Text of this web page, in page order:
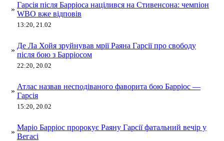
»
Гарсія після Барріоса націлився на Стивенсона: чемпіон
WBO вже відповів
13:20, 21.02
»
Де Ла Хойя зруйнував мрії Раяна Гарсії про свободу
після бою з Барріосом
22:20, 20.02
»
Атлас назвав несподіваного фаворита бою Барріос —
Гарсія
15:20, 20.02
»
Маріо Барріос пророкує Раяну Гарсії фатальний вечір у
Вегасі